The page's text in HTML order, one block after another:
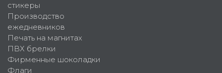
стикеры
Производство
ежедневников
Печать на магнитах
ПВХ брелки
Фирменные шоколадки
Флаги